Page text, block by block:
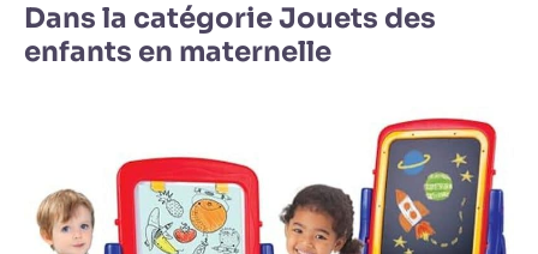
Dans la catégorie Jouets des
enfants en maternelle